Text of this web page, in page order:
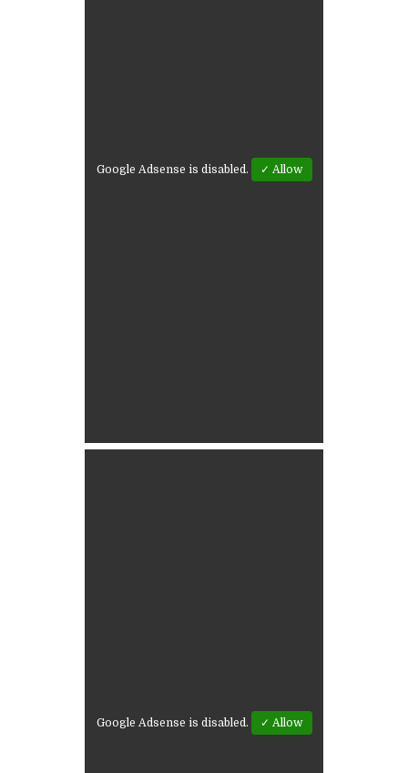
Google Adsense is disabled. ✓ Allow
Google Adsense is disabled. ✓ Allow